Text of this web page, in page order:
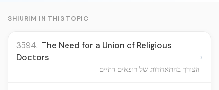
SHIURIM IN THIS TOPIC
3594. The Need for a Union of Religious
Doctors
הצורך בהתאחדות של רופאים דתיים
›